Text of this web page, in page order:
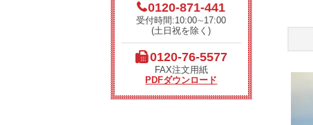
0120-871-441
受付時間:10:00∼17:00
(土日祝を除く)
0120-76-5577
FAX注文用紙
PDFダウンロード